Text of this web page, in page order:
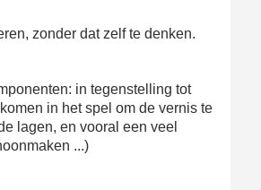
shopping vouchers
bij elke bestelling
eerste bestelling
voor elke verwijzing
€5 korting
zonder dat zelf te denken.
in tegenstelling tot
in het spel om de vernis te
lagen, en vooral een veel
...)